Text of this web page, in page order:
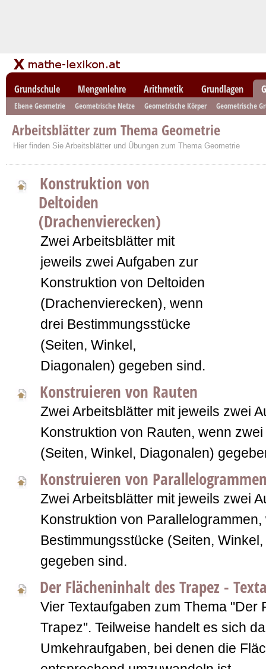
Grundschule Mengenlehre Arithmetik Grundlagen
Ebene Geometrie Geometrische Netze Geometrische Körper Geometrische
Arbeitsblätter zum Thema Geometrie
Hier finden Sie Arbeitsblätter und Übungen zum Thema Geometrie
Konstruktion von
Deltoiden
(Drachenvierecken)
Zwei Arbeitsblätter mit
jeweils zwei Aufgaben zur
Konstruktion von Deltoiden
(Drachenvierecken), wenn
drei Bestimmungsstücke
(Seiten, Winkel,
Diagonalen) gegeben sind.
Konstruieren von Rauten
Zwei Arbeitsblätter mit jeweils zwei
Konstruktion von Rauten, wenn
(Seiten, Winkel, Diagonalen)
Konstruieren von
Zwei Arbeitsblätter mit jeweils zwei
Konstruktion von
Bestimmungsstücke (Seiten,
gegeben sind.
Der Flächeninhalt des Trapez -
Vier Textaufgaben zum Thema "Der
Trapez". Teilweise handelt es sich
Umkehraufgaben, bei denen die